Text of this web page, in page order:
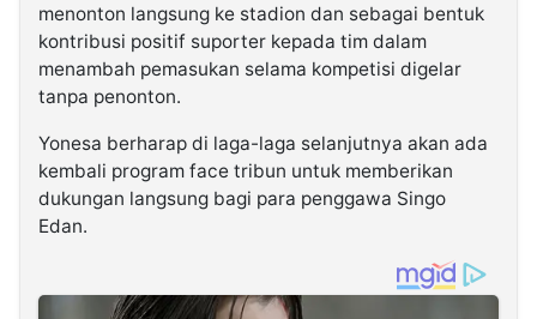
menonton langsung ke stadion dan sebagai bentuk
kontribusi positif suporter kepada tim dalam
menambah pemasukan selama kompetisi digelar
tanpa penonton.
Yonesa berharap di laga-laga selanjutnya akan ada
kembali program face tribun untuk memberikan
dukungan langsung bagi para penggawa Singo
Edan.